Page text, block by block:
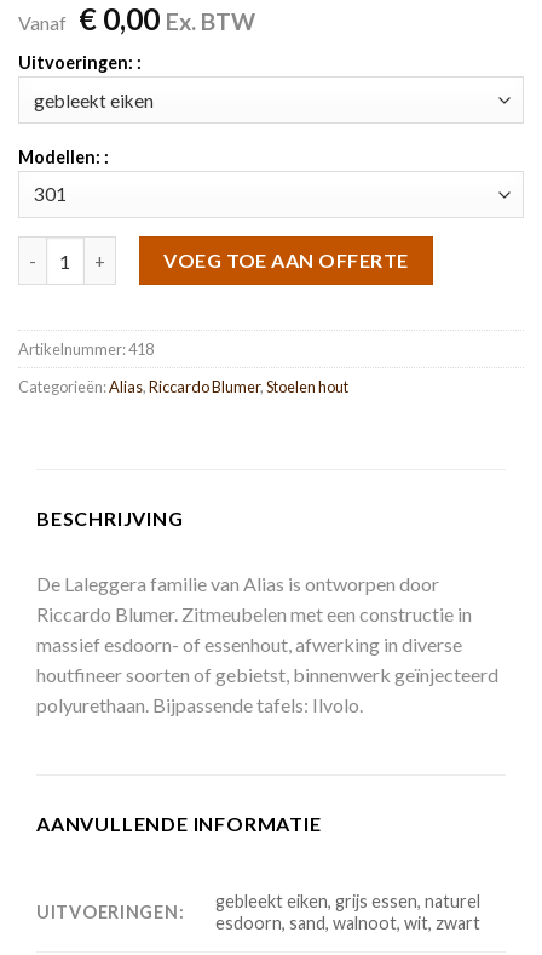
Vanaf €0,00 Ex. BTW
Uitvoeringen: :
Modellen: :
VOEG TOE AAN OFFERTE
Artikelnummer:418
Categorieën:Alias,Riccardo Blumer,Stoelen hout
BESCHRIJVING
De Laleggera familie van Alias is ontworpen door
Riccardo Blumer. Zitmeubelen met een constructie in
massief esdoorn- of essenhout, afwerking in diverse
houtfineer soorten of gebietst, binnenwerk geïnjecteerd
polyurethaan. Bijpassende tafels: Ilvolo.
AANVULLENDE INFORMATIE
UITVOERINGEN:
gebleekt eiken, grijs essen, naturel
esdoorn, sand, walnoot, wit, zwart